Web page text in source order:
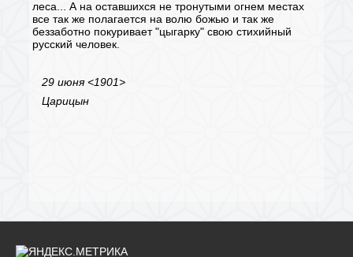
леса... А на оставшихся не тронутыми огнем местах
все так же полагается на волю божью и так же
беззаботно покуривает "цыгарку" свою стихийный
русский человек.
29 июня<1901>
Царицын